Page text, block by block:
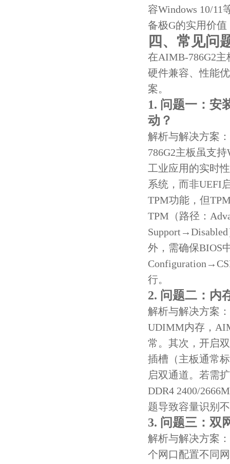
容Windows 10/
备极G的实用价
四、常见问
在AIMB-786G2
硬件兼容、性能
案。
1. 问题一：安
动？
解析与解决方案
786G2主板虽支
工业应用的实时
系统，而非UEFI
TPM功能，但
TPM（路径：
外，需确保BIOS
行。
2. 问题二：内
解析与解决方案
UDIMM内存，
常。其次，开启
插槽（主板通常
启双通道。若需
DDR4 2400/
题导致容量识别
3. 问题三：双
解析与解决方案
个网口配置不同